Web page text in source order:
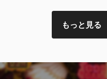
もっと見る